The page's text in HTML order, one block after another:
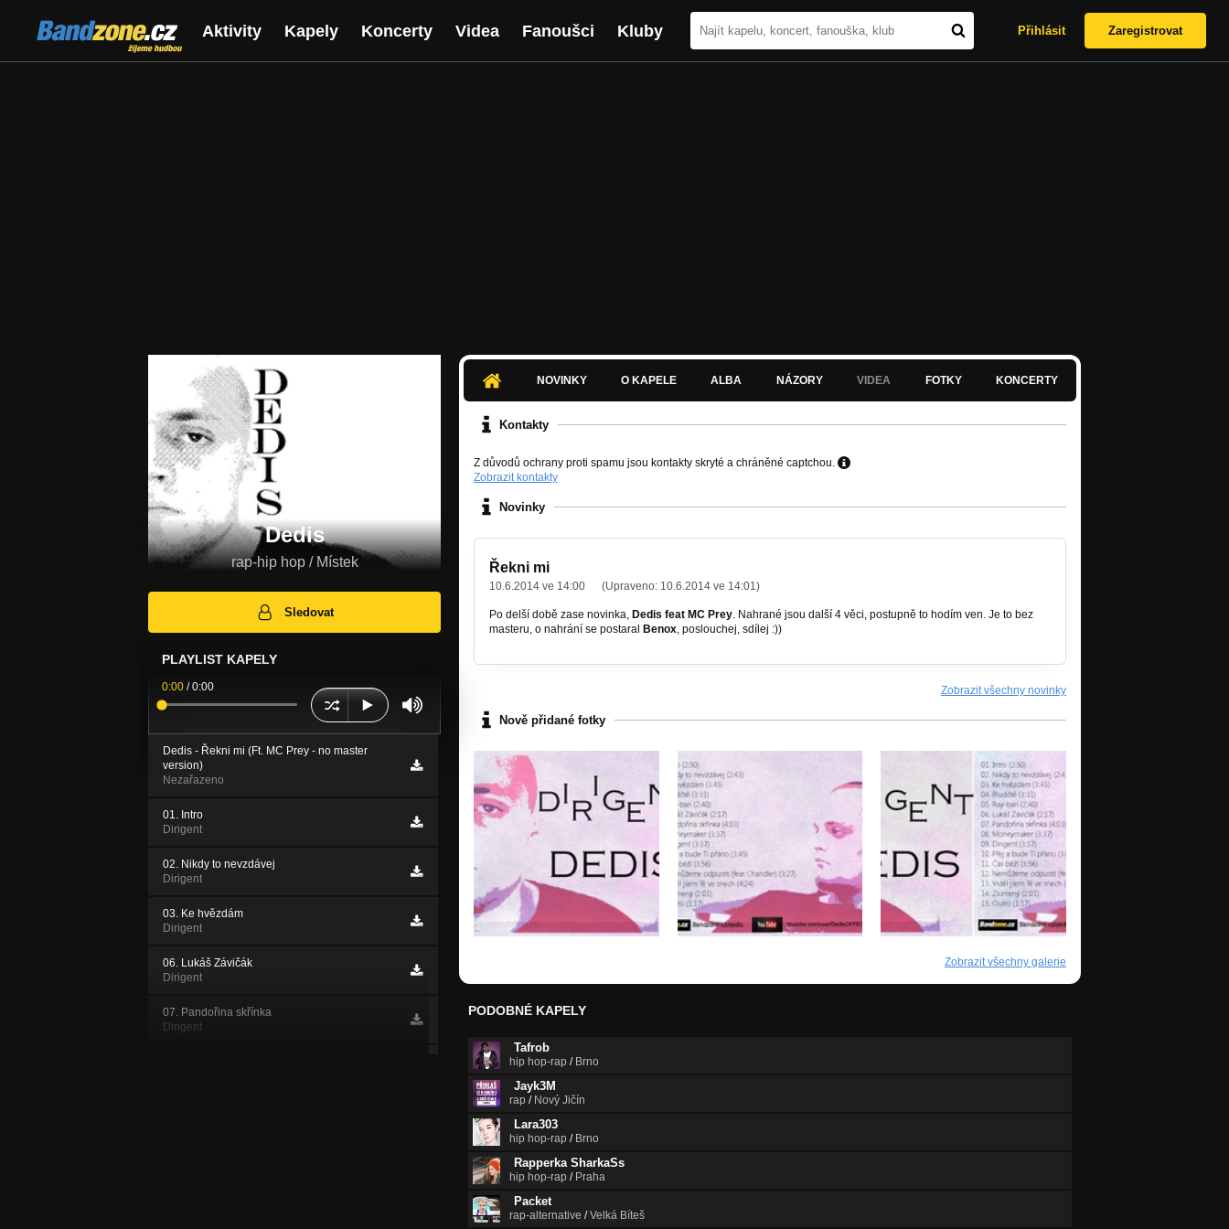
Bandzone.cz
žijeme hudbou
Aktivity Kapely Koncerty Videa Fanoušci Kluby Přihlásit Zaregistrovat
Dedis
rap-hip hop / Místek
Sledovat
PLAYLIST KAPELY
0:00 /0:00
Dedis - Řekni mi (Ft. MC Prey - no master
version)
Nezařazeno
01. Intro
Dirigent
02. Nikdy to nevzdávej
Dirigent
03. Ke hvězdám
Dirigent
06. Lukáš Závičák
Dirigent
07. Pandořina skřínka
Dirigent
NOVINKY O KAPELE ALBA NÁZORY VIDEA FOTKY KONCERTY
Kontakty
Z důvodů ochrany proti spamu jsou kontakty skryté a chráněné captchou.
Zobrazit kontakty
Novinky
Řekni mi
10.6.2014 ve 14:00 (Upraveno: 10.6.2014 ve 14:01)
Po delší době zase novinka, Dedis feat MC Prey. Nahrané jsou další 4 věci, postupně to hodím ven. Je to bez
masteru, o nahrání se postaral Benox, poslouchej, sdílej :))
Zobrazit všechny novinky
Nově přidané fotky
Zobrazit všechny galerie
PODOBNÉ KAPELY
Tafrob
hip hop-rap / Brno
Jayk3M
rap / Nový Jičín
Lara303
hip hop-rap / Brno
Rapperka SharkaSs
hip hop-rap / Praha
Packet
rap-alternative /Velká Bíteš